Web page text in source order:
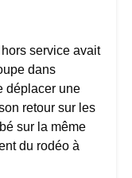
service avait
dans
déplacer une
retour sur les
sur la même
du rodéo à